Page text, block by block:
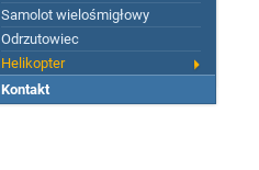
Samolot wielośmigłowy
Odrzutowiec
Helikopter
Kontakt